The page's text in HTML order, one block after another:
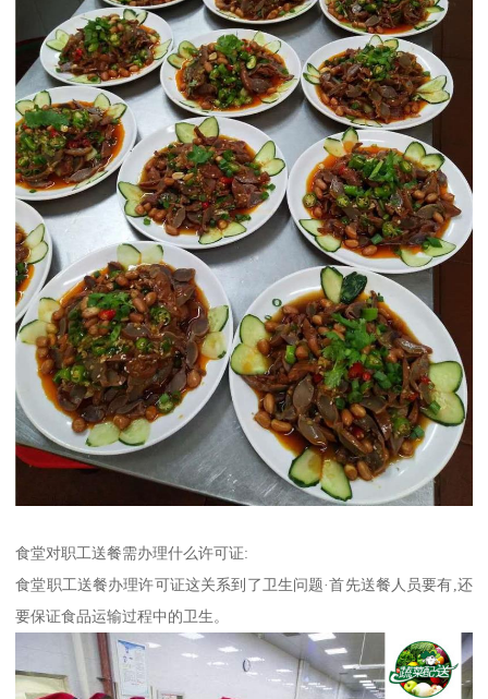
食堂对职工送餐需办理什么许可证:
食堂职工送餐办理许可证这关系到了卫生问题·首先送餐人员要有,还
要保证食品运输过程中的卫生。